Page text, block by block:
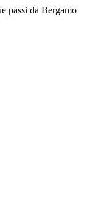
passi da Bergamo